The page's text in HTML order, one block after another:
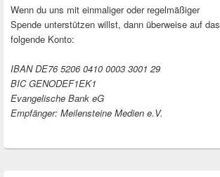
Wenn du uns mit einmaliger oder regelmäßiger
Spende unterstützen willst, dann überweise auf das
folgende Konto:
IBAN DE76 5206 0410 0003 3001 29
BIC GENODEF1EK1
Evangelische Bank eG
Empfänger: Meilensteine Medien e.V.